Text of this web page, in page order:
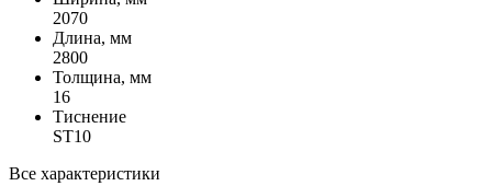
2070
Длина, мм
2800
Толщина, мм
16
Тиснение
ST10
Все характеристики